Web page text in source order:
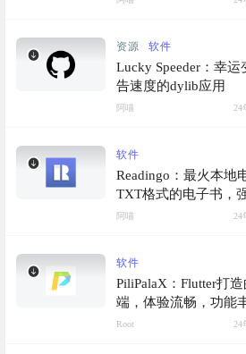
资源 软件
Lucky Speeder：幸
告速度的dylib应用
阿喵 24
软件
Readingo：最火本地
TXT格式的电子书，
Anyview重制版
阿喵 24
软件
PiliPalaX：Flutter打
端，体验流畅，功能
热门直播、番剧列表
Root 24